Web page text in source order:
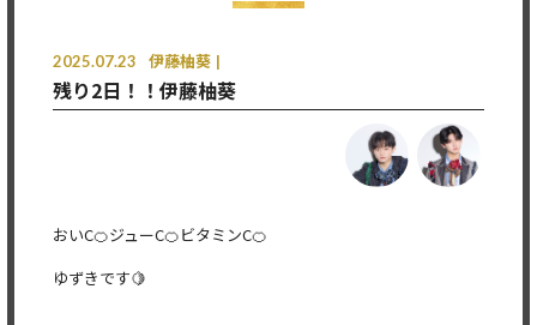
2025.07.23 伊藤柚葵
残り2日！！伊藤柚葵
おいC🍊ジューC🍊ビタミンC🍊
ゆずきです🍋